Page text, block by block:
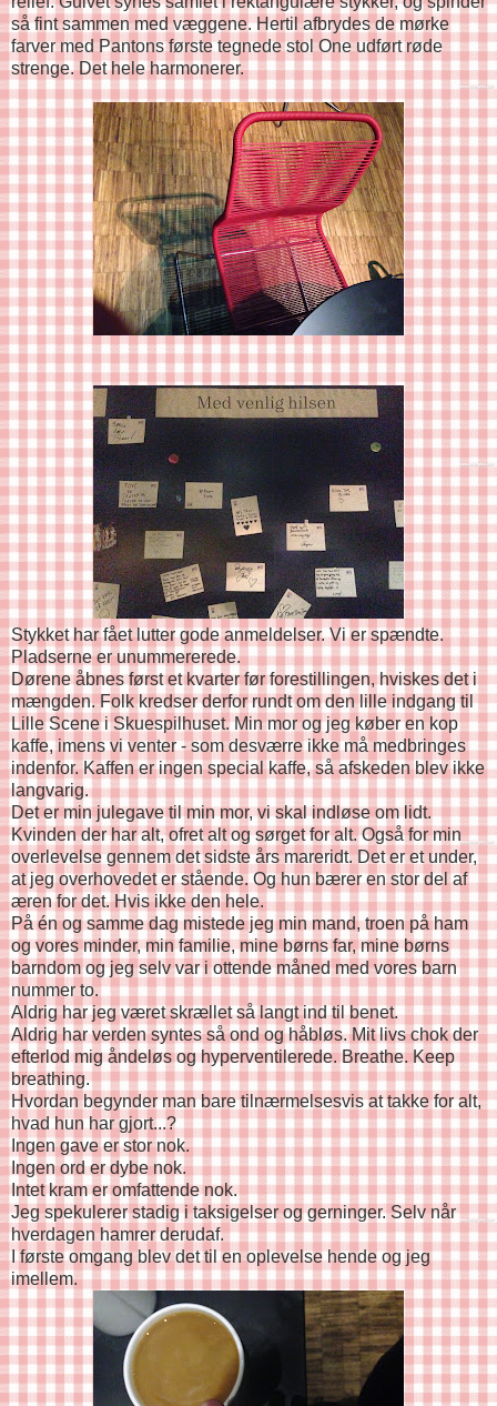
så fint sammen med væggene. Hertil afbrydes de mørke
farver med Pantons første tegnede stol One udført røde
strenge. Det hele harmonerer.
Stykket har fået lutter gode anmeldelser. Vi er spændte.
Pladserne er unummererede.
Dørene åbnes først et kvarter før forestillingen, hviskes det i
mængden. Folk kredser derfor rundt om den lille indgang til
Lille Scene i Skuespilhuset. Min mor og jeg køber en kop
kaffe, imens vi venter - som desværre ikke må medbringes
indenfor. Kaffen er ingen special kaffe, så afskeden blev ikke
langvarig.
Det er min julegave til min mor, vi skal indløse om lidt.
Kvinden der har alt, ofret alt og sørget for alt. Også for min
overlevelse gennem det sidste års mareridt. Det er et under,
at jeg overhovedet er stående. Og hun bærer en stor del af
æren for det. Hvis ikke den hele.
På én og samme dag mistede jeg min mand, troen på ham
og vores minder, min familie, mine børns far, mine børns
barndom og jeg selv var i ottende måned med vores barn
nummer to.
Aldrig har jeg været skrællet så langt ind til benet.
Aldrig har verden syntes så ond og håbløs. Mit livs chok der
efterlod mig åndeløs og hyperventilerede. Breathe. Keep
breathing.
Hvordan begynder man bare tilnærmelsesvis at takke for alt,
hvad hun har gjort...?
Ingen gave er stor nok.
Ingen ord er dybe nok.
Intet kram er omfattende nok.
Jeg spekulerer stadig i taksigelser og gerninger. Selv når
hverdagen hamrer derudaf.
I første omgang blev det til en oplevelse hende og jeg
imellem.